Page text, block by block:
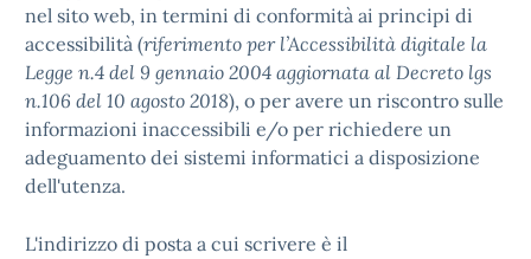
nel sito web, in termini di conformità ai principi di
accessibilità (riferimento per l’Accessibilità digitale la
Legge n.4 del 9 gennaio 2004 aggiornata al Decreto lgs
n.106 del 10 agosto 2018), o per avere un riscontro sulle
informazioni inaccessibili e/o per richiedere un
adeguamento dei sistemi informatici a disposizione
dell'utenza.
L'indirizzo di posta a cui scrivere è il